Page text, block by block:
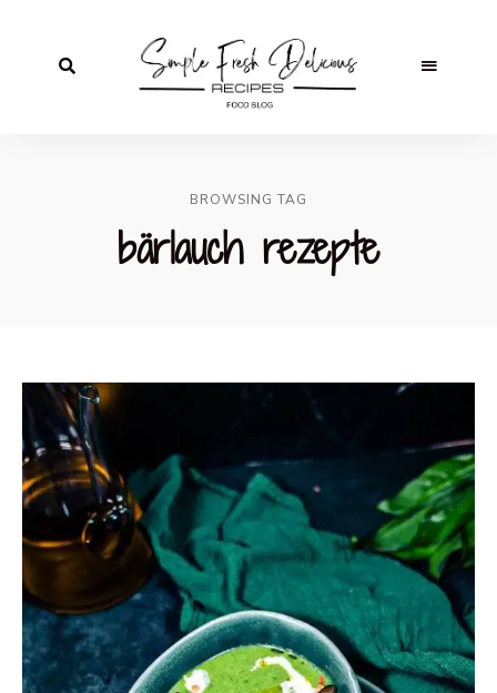
BROWSING TAG
bärlauch rezepte